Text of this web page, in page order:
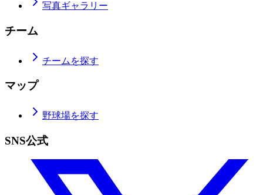
写真ギャラリー
チーム
チームを探す
マップ
野球場を探す
SNS公式